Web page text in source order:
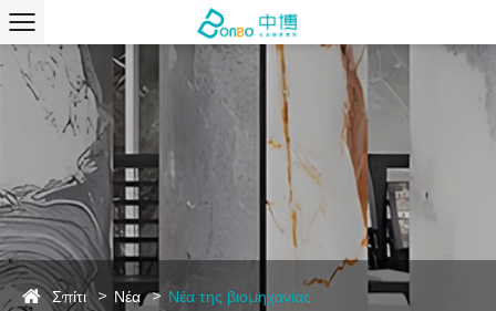
Σπίτι Νέα Νέα της βιομηχανίας